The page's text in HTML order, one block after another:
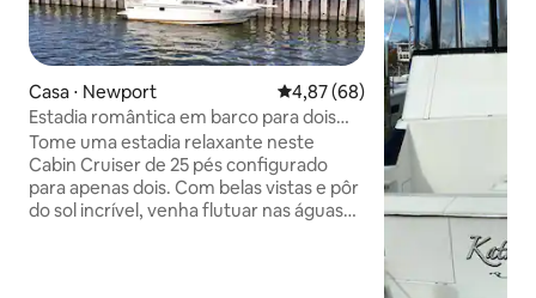
Casa ⋅ Newport 4,87 de uma avaliação média
4,87 (68)
Estadia romântica em barco para dois
com caiaques
Tome uma estadia relaxante neste
Cabin Cruiser de 25 pés configurado
para apenas dois. Com belas vistas e pôr
do sol incrível, venha flutuar nas águas